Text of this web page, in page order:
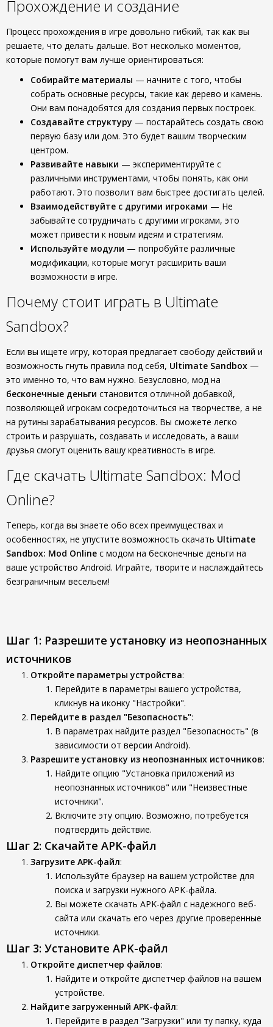
Прохождение и создание
Процесс прохождения в игре довольно гибкий, так как вы
решаете, что делать дальше. Вот несколько моментов,
которые помогут вам лучше ориентироваться:
Собирайте материалы — начните с того, чтобы
собрать основные ресурсы, такие как дерево и камень.
Они вам понадобятся для создания первых построек.
Создавайте структуру — постарайтесь создать свою
первую базу или дом. Это будет вашим творческим
центром.
Развивайте навыки — экспериментируйте с
различными инструментами, чтобы понять, как они
работают. Это позволит вам быстрее достигать целей.
Взаимодействуйте с другими игроками — Не
забывайте сотрудничать с другими игроками, это
может привести к новым идеям и стратегиям.
Используйте модули — попробуйте различные
модификации, которые могут расширить ваши
возможности в игре.
Почему стоит играть в Ultimate
Sandbox?
Если вы ищете игру, которая предлагает свободу действий и
возможность гнуть правила под себя, Ultimate Sandbox —
это именно то, что вам нужно. Безусловно, мод на
бесконечные деньги становится отличной добавкой,
позволяющей игрокам сосредоточиться на творчестве, а не
на рутины зарабатывания ресурсов. Вы сможете легко
строить и разрушать, создавать и исследовать, а ваши
друзья смогут оценить вашу креативность в игре.
Где скачать Ultimate Sandbox: Mod
Online?
Теперь, когда вы знаете обо всех преимуществах и
особенностях, не упустите возможность скачать Ultimate
Sandbox: Mod Online с модом на бесконечные деньги на
ваше устройство Android. Играйте, творите и наслаждайтесь
безграничным весельем!
Шаг 1: Разрешите установку из неопознанных
источников
Откройте параметры устройства:
Перейдите в параметры вашего устройства,
кликнув на иконку "Настройки".
Перейдите в раздел "Безопасность":
В параметрах найдите раздел "Безопасность" (в
зависимости от версии Android).
Разрешите установку из неопознанных источников:
Найдите опцию "Установка приложений из
неопознанных источников" или "Неизвестные
источники".
Включите эту опцию. Возможно, потребуется
подтвердить действие.
Шаг 2: Скачайте APK-файл
Загрузите APK-файл:
Используйте браузер на вашем устройстве для
поиска и загрузки нужного APK-файла.
Вы можете скачать APK-файл с надежного веб-
сайта или скачать его через другие проверенные
источники.
Шаг 3: Установите APK-файл
Откройте диспетчер файлов:
Найдите и откройте диспетчер файлов на вашем
устройстве.
Найдите загруженный APK-файл:
Перейдите в раздел "Загрузки" или ту папку, куда